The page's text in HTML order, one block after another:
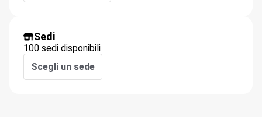
Sedi
100 sedi disponibili
Scegli un sede